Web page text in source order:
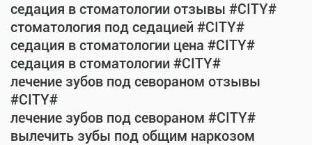
седация в стоматологии отзывы #CITY#
стоматология под седацией #CITY#
седация в стоматологии цена #CITY#
седация в стоматологии #CITY#
лечение зубов под севораном отзывы
#CITY#
лечение зубов под севораном #CITY#
вылечить зубы под общим наркозом